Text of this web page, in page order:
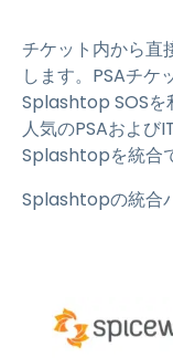
チケット内から直
します。PSAチケ
Splashtop SOSを
人気のPSAおよび
Splashtopを統合
Splashtopの統合